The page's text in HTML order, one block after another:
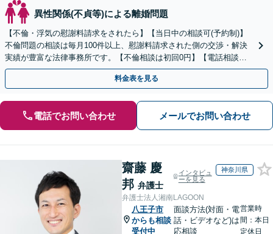
異性関係(不貞等)による離婚問題
【不倫・浮気の慰謝料請求をされたら】【当日中の相談可(予約制)】
不倫問題の相談は毎月100件以上、慰謝料請求された側の交渉・解決
実績が豊富な法律事務所です。【不倫相談は初回0円】【電話相談で
ご契約まで対応可/来所不要】
料金表を見る
電話でお問い合わせ メールでお問い合わせ
齋藤 慶
邦 弁護士
インタビュ
ーを見る
神奈川県
弁護士法人湘南LAGOON
八王子市
からも相談
受付中
面談方法(対面・電
話・ビデオなど)は
応相談
営業時
間：本日
定休日